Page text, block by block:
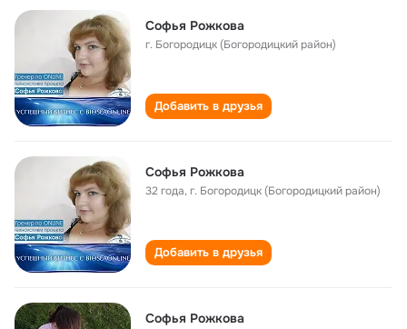
Софья Рожкова
г. Богородицк (Богородицкий район)
Добавить в друзья
Софья Рожкова
32 года,г. Богородицк (Богородицкий район)
Добавить в друзья
Софья Рожкова